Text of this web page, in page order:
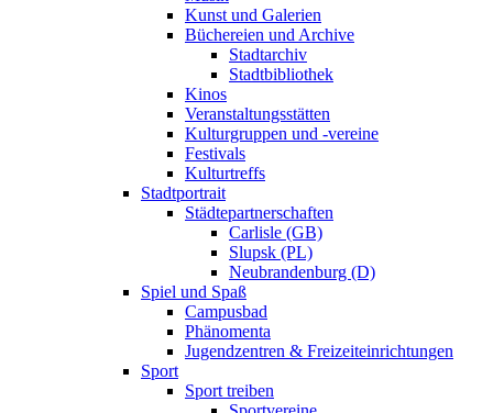
Kunst und Galerien
Büchereien und Archive
Stadtarchiv
Stadtbibliothek
Kinos
Veranstaltungsstätten
Kulturgruppen und -vereine
Festivals
Kulturtreffs
Stadtportrait
Städtepartnerschaften
Carlisle (GB)
Slupsk (PL)
Neubrandenburg (D)
Spiel und Spaß
Campusbad
Phänomenta
Jugendzentren & Freizeiteinrichtungen
Sport
Sport treiben